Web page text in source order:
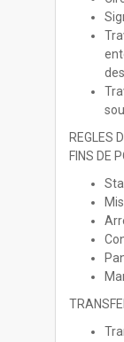
REGLES
FINS DE